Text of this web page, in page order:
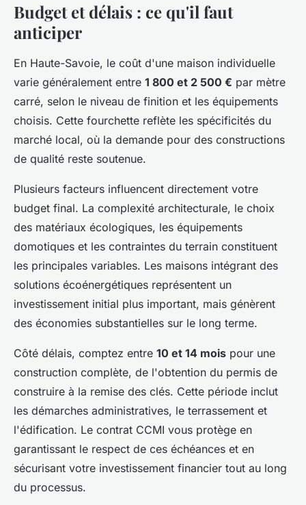
Budget et délais : ce qu'il faut
anticiper
En Haute-Savoie, le coût d'une maison individuelle
varie généralement entre 1 800 et 2 500 € par mètre
carré, selon le niveau de finition et les équipements
choisis. Cette fourchette reflète les spécificités du
marché local, où la demande pour des constructions
de qualité reste soutenue.
Plusieurs facteurs influencent directement votre
budget final. La complexité architecturale, le choix
des matériaux écologiques, les équipements
domotiques et les contraintes du terrain constituent
les principales variables. Les maisons intégrant des
solutions écoénergétiques représentent un
investissement initial plus important, mais génèrent
des économies substantielles sur le long terme.
Côté délais, comptez entre 10 et 14 mois pour une
construction complète, de l'obtention du permis de
construire à la remise des clés. Cette période inclut
les démarches administratives, le terrassement et
l'édification. Le contrat CCMI vous protège en
garantissant le respect de ces échéances et en
sécurisant votre investissement financier tout au long
du processus.